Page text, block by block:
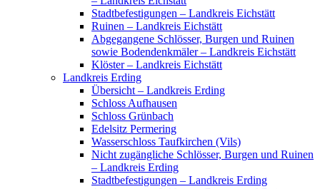
Stadtbefestigungen – Landkreis Eichstätt
Ruinen – Landkreis Eichstätt
Abgegangene Schlösser, Burgen und Ruinen
sowie Bodendenkmäler – Landkreis Eichstätt
Klöster – Landkreis Eichstätt
Landkreis Erding
Übersicht – Landkreis Erding
Schloss Aufhausen
Schloss Grünbach
Edelsitz Permering
Wasserschloss Taufkirchen (Vils)
Nicht zugängliche Schlösser, Burgen und Ruinen
– Landkreis Erding
Stadtbefestigungen – Landkreis Erding